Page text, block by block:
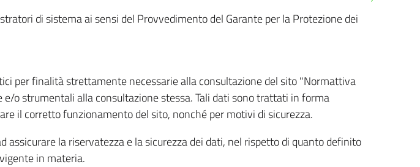
di sistema ai sensi del Provvedimento del Garante per la Protezione dei
per finalità strettamente necessarie alla consultazione del sito "Normattiva
o strumentali alla consultazione stessa. Tali dati sono trattati in forma
il corretto funzionamento del sito, nonché per motivi di sicurezza.
la riservatezza e la sicurezza dei dati, nel rispetto di quanto definito
in materia.